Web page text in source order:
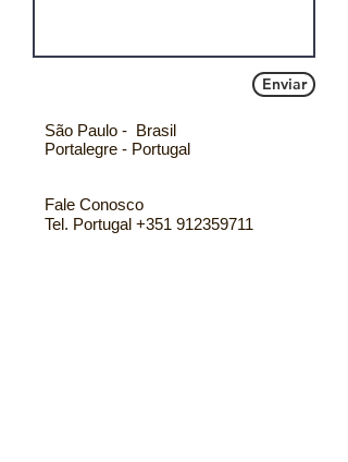
Enviar
São Paulo - Brasil
Portalegre - Portugal
Fale Conosco
Tel. Portugal +351 912359711